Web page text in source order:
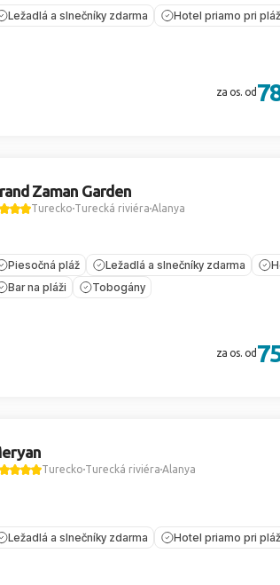
Ležadlá a slnečníky zdarma Hotel priamo pri
za os. od
Zaman Garden
TureckoTurecká riviéraAlanya
Piesočná pláž Ležadlá a slnečníky zdarma
Bar na pláži
Tobogány
za os. od
TureckoTurecká riviéraAlanya
Ležadlá a slnečníky zdarma Hotel priamo pri